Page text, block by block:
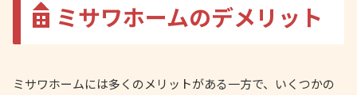
ミサワホームのデメリット
ミサワホームには多くのメリットがある一方で、いくつかの